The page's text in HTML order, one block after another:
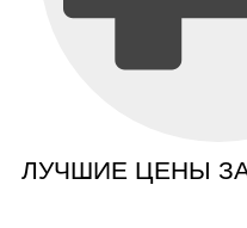
ЛУЧШИЕ ЦЕНЫ